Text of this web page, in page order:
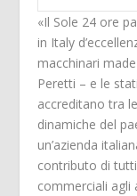
«Il Sole 24 ore
in Italy
macchinari
Peretti – e le
accreditano tra
dinamiche del
un’azienda
contributo di
commerciali agli